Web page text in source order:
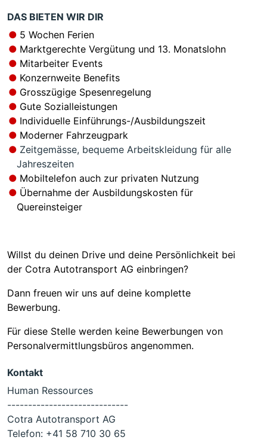
DAS BIETEN WIR DIR
5 Wochen Ferien
Marktgerechte Vergütung und 13. Monatslohn
Mitarbeiter Events
Konzernweite Benefits
Grosszügige Spesenregelung
Gute Sozialleistungen
Individuelle Einführungs-/Ausbildungszeit
Moderner Fahrzeugpark
Zeitgemässe, bequeme Arbeitskleidung für alle
Jahreszeiten
Mobiltelefon auch zur privaten Nutzung
Übernahme der Ausbildungskosten für
Quereinsteiger
Willst du deinen Drive und deine Persönlichkeit bei
der Cotra Autotransport AG einbringen?
Dann freuen wir uns auf deine komplette
Bewerbung.
Für diese Stelle werden keine Bewerbungen von
Personalvermittlungsbüros angenommen.
Kontakt
Human Ressources
-----------------------------
Cotra Autotransport AG
Telefon: +41 58 710 30 65